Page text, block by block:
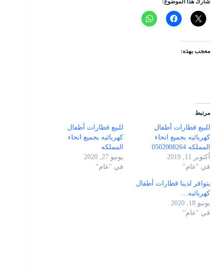
معجب بهذه:
مرتبط
للبيع قطارات أطفال
كهربائيه بجميع انحاء
المملكه 0502008264
أكتوبر 11, 2019
في "عام"
للبيع قطارات أطفال
كهربائيه بجميع انحاء
المملكه
يونيو 27, 2020
في "عام"
يتوافر لدينا قطارات أطفال
كهربائيه…
يونيو 18, 2020
في "عام"